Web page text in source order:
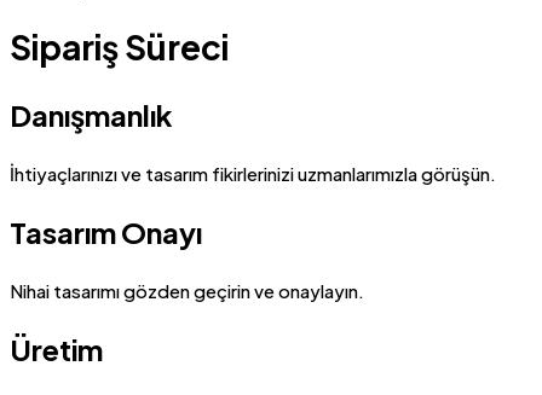
Sipariş Süreci
Danışmanlık
İhtiyaçlarınızı ve tasarım fikirlerinizi uzmanlarımızla görüşün.
Tasarım Onayı
Nihai tasarımı gözden geçirin ve onaylayın.
Üretim